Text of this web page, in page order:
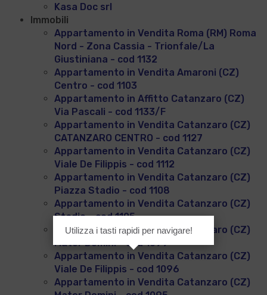
Kasa Doc srl
Immobili
Appartamento in Vendita Roma (RM) Roma
Nord - Zona Cassia - Trionfale/La
Giustiniana - cod 1132
Appartamento in Vendita Amaroni (CZ)
Centro - cod 1103
Appartamento in Affitto Catanzaro (CZ)
Via Pascali - cod 1133/F
Appartamento in Vendita Catanzaro (CZ)
CATANZARO CENTRO - cod 1127
Appartamento in Vendita Catanzaro (CZ)
Viale De Filippis - cod 1112
Appartamento in Vendita Catanzaro (CZ)
Piazza Stadio - cod 1108
Appartamento in Vendita Catanzaro (CZ)
Stadio - cod 1105
Appartamento in Vendita Catanzaro (CZ)
Mater Domini - cod 1099
Appartamento in Vendita Catanzaro (CZ)
Viale De Filippis - cod 1096
Appartamento in Vendita Catanzaro (CZ)
Utilizza i tasti rapidi per navigare!